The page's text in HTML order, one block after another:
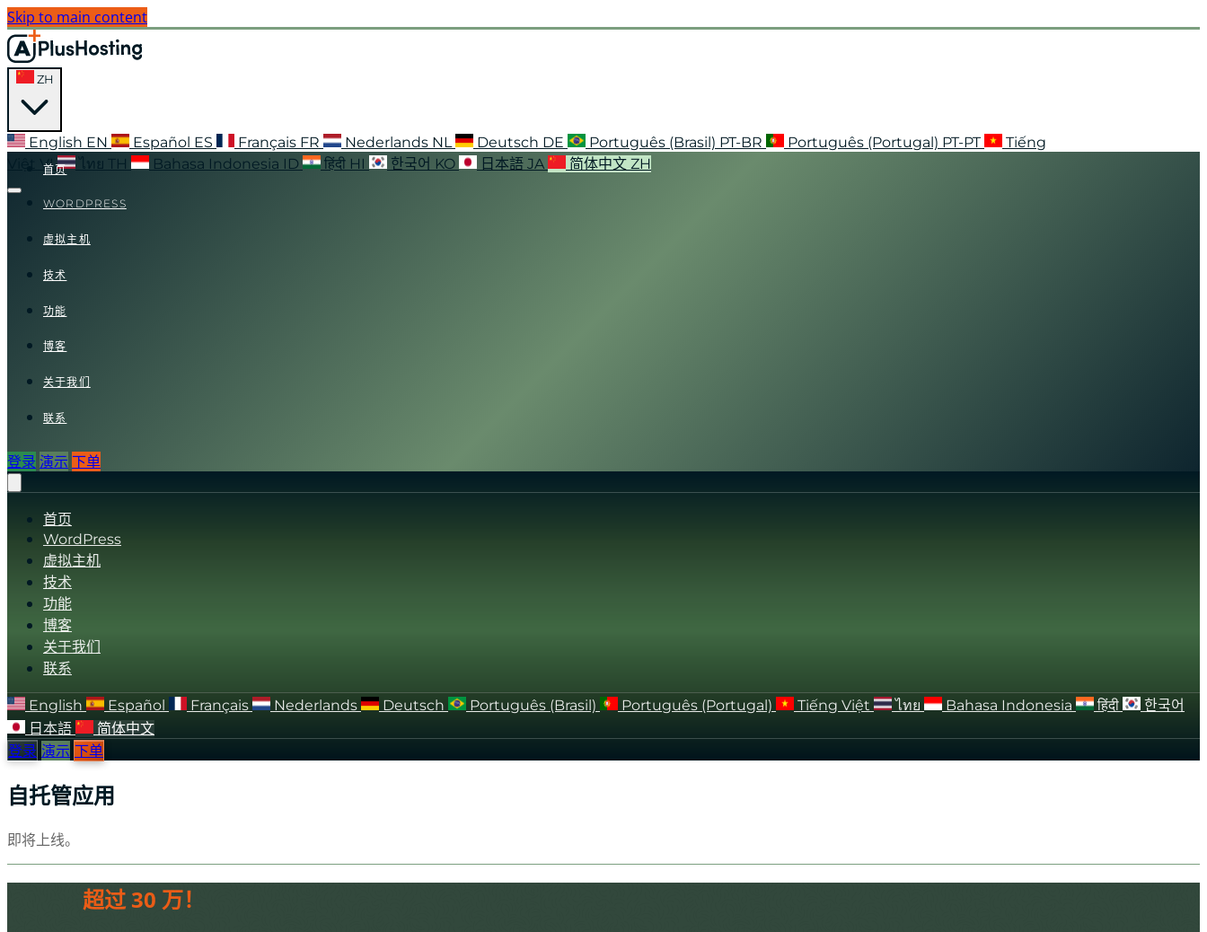
Skip to main content
English EN Español ES Français FR Nederlands NL Deutsch DE Português (Brasil) PT-BR Português (Portugal) PT-PT
Tiếng
VI ไทย TH Bahasa Indonesia ID हिंदी HI 한국어 KO 日本語 JA 简体中文 ZH
首页
WORDPRESS
虚拟主机
技术
功能
博客
关于我们
联系
登录 演示 下单
首页
WordPress
虚拟主机
技术
功能
博客
关于我们
联系
English Español Français Nederlands Deutsch Português (Brasil) Português (Portugal) Tiếng Việt ไทย Bahasa Indonesia हिंदी
한국어
日本語
简体中文
登录 演示 下单
自托管应用
即将上线。
超过 30 万！